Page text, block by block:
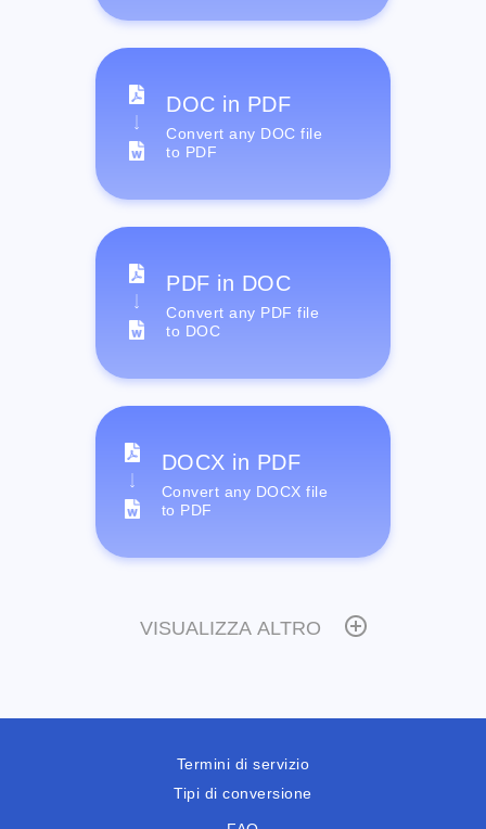
DOC in PDF
Convert any DOC file
to PDF
PDF in DOC
Convert any PDF file
to DOC
DOCX in PDF
Convert any DOCX file
to PDF
VISUALIZZA ALTRO
Termini di servizio
Tipi di conversione